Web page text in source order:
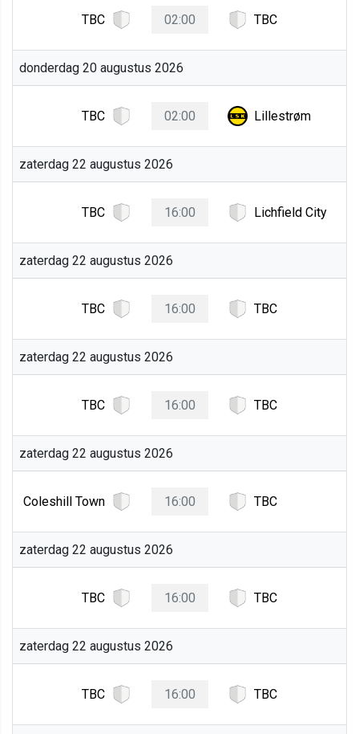
TBC 02:00 TBC
donderdag 20 augustus 2026
TBC 02:00 Lillestrøm
zaterdag 22 augustus 2026
TBC 16:00 Lichfield City
zaterdag 22 augustus 2026
TBC 16:00 TBC
zaterdag 22 augustus 2026
TBC 16:00 TBC
zaterdag 22 augustus 2026
Coleshill Town 16:00 TBC
zaterdag 22 augustus 2026
TBC 16:00 TBC
zaterdag 22 augustus 2026
TBC 16:00 TBC